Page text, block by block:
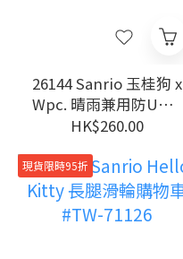
26144 Sanrio 玉桂狗 x
Wpc. 晴雨兼用防UV手
動縮骨遮
HK$260.00
現貨限時95折